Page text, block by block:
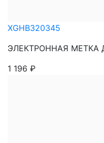
XGHB320345
ЭЛЕКТРОННАЯ МЕТКА
1 196 ₽